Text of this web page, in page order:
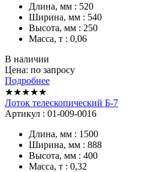
Длина, мм : 520
Ширина, мм : 540
Высота, мм : 250
Масса, т : 0,06
В наличии
Цена: по запросу
Подробнее
★★★★★
Лоток телескопический Б-7
Артикул : 01-009-0016
Длина, мм : 1500
Ширина, мм : 888
Высота, мм : 400
Масса, т : 0,32